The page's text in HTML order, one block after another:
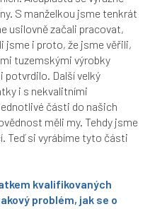
S manželkou jsme tenkrát
usilovně začali pracovat,
jsme i proto, že jsme věřili,
tuzemskými výrobky
potvrdilo. Další velký
i s nekvalitními
části do našich
měli my. Tehdy jsme
Teď si vyrábíme tyto části
kvalifikovaných
problém, jak se o